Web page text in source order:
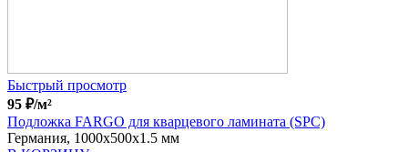
Быстрый просмотр
95 ₽/м²
Подложка FARGO для кварцевого ламината (SPC)
Германия, 1000x500x1.5 мм